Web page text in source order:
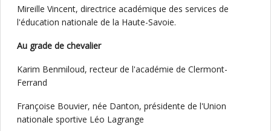
Mireille Vincent, directrice académique des services de
l'éducation nationale de la Haute-Savoie.
Au grade de chevalier
Karim Benmiloud, recteur de l'académie de Clermont-
Ferrand
Françoise Bouvier, née Danton, présidente de l'Union
nationale sportive Léo Lagrange